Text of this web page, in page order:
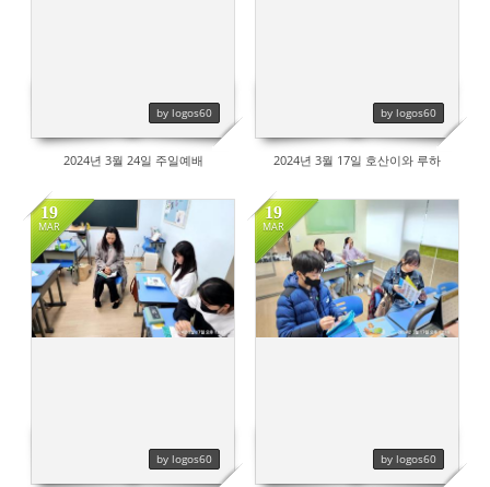
by logos60
2024년 3월 24일 주일예배
by logos60
2024년 3월 17일 호산이와 루하
19
MAR
by logos60
506
19
MAR
by logos60
529